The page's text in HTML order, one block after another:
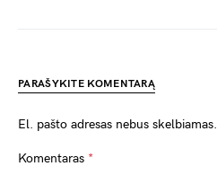
PARAŠYKITE KOMENTARĄ
El. pašto adresas nebus skelbiamas.
Komentaras *